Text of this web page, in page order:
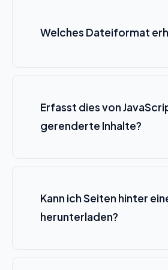
Welches Dateiformat
Erfasst dies von
gerenderte Inhalte?
Kann ich Seiten hinter
herunterladen?